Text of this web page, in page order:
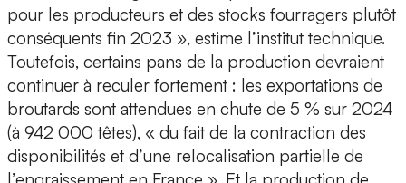
pour les producteurs et des stocks fourragers plutôt
conséquents fin 2023 », estime l’institut technique.
Toutefois, certains pans de la production devraient
continuer à reculer fortement : les exportations de
broutards sont attendues en chute de 5 % sur 2024
(à 942 000 têtes), « du fait de la contraction des
disponibilités et d’une relocalisation partielle de